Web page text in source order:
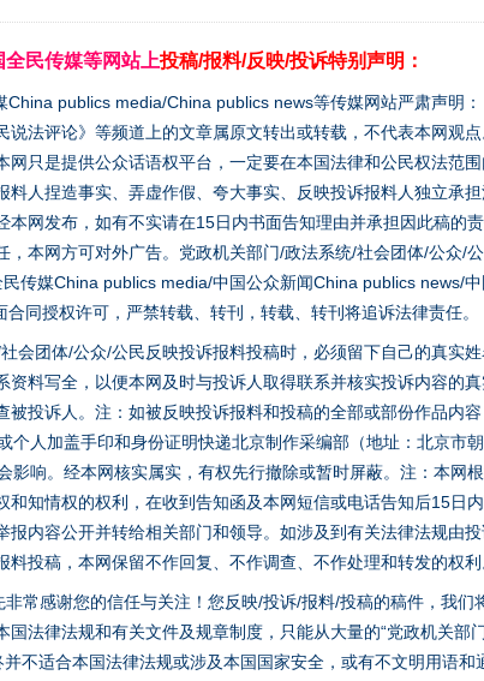
民传媒等网站上投稿/报料/反映/投诉特别声明：
publics media/China publics news等传媒网站严肃声明：
说法评论》等频道上的文章属原文转出或转载，不代表本网观
只是提供公众话语权平台，一定要在本国法律和公民权法范
人捏造事实、弄虚作假、夸大事实、反映投诉报料人独立承
网发布，如有不实请在15日内书面告知理由并承担因此稿的
本网方可对外广告。党政机关部门/政法系统/社会团体/公众/
传媒China publics media/中国公众新闻China publics news/
同授权许可，严禁转载、转刊，转载、转刊将追诉法律责任。
会团体/公众/公民反映投诉报料投稿时，必须留下自己的真实
料写全，以便本网及时与投诉人取得联系并核实投诉内容的
投诉人。注：如被反映投诉报料和投稿的全部或部份作品内
个人加盖手印和身份证明快递北京制作采编部（地址：北京市
影响。经本网核实属实，有权先行撤除或暂时屏蔽。注：本网
知情权的权利，在收到告知函及本网短信或电话告知后15日
内容公开并转给相关部门和领导。如涉及到有关法律法规由
投稿，本网保留不作回复、不作调查、不作处理和转发的权利
常感谢您的信任与关注！您反映/投诉/报料/投稿的稿件，我们
法律法规和有关文件及规章制度，只能从大量的“党政机关部
不适合本国法律法规或涉及本国国家安全，或有不文明用语